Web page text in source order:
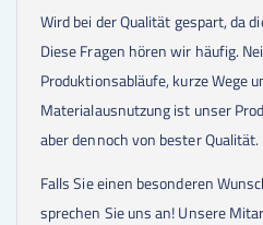
Wird bei der Qualität gespart, da
Diese Fragen hören wir häufig.
Produktionsabläufe, kurze Wege
Materialausnutzung ist unser
aber dennoch von bester Qualität.
Falls Sie einen besonderen
sprechen Sie uns an! Unsere